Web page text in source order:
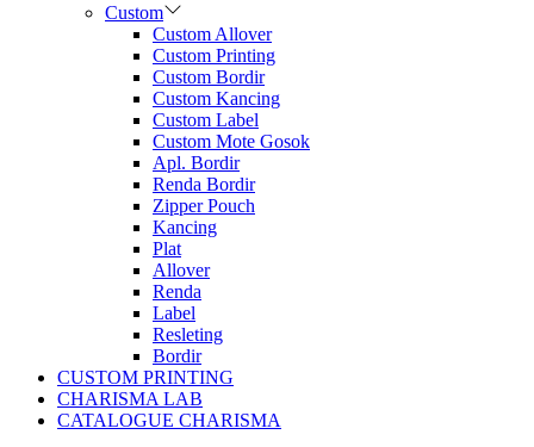
Custom
Custom Allover
Custom Printing
Custom Bordir
Custom Kancing
Custom Label
Custom Mote Gosok
Apl. Bordir
Renda Bordir
Zipper Pouch
Kancing
Plat
Allover
Renda
Label
Resleting
Bordir
CUSTOM PRINTING
CHARISMA LAB
CATALOGUE CHARISMA